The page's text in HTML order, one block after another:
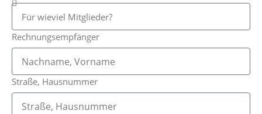
Rechnungsempfänger
Straße, Hausnummer